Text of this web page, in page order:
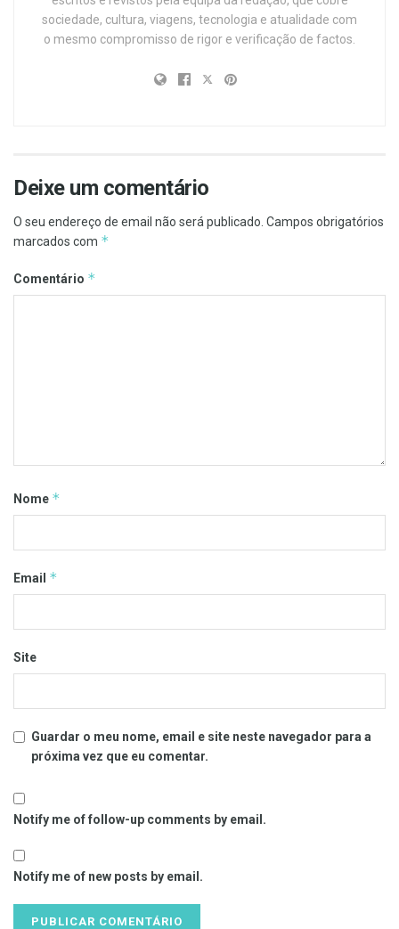
sociedade, cultura, viagens, tecnologia e atualidade com
o mesmo compromisso de rigor e verificação de factos.
Deixe um comentário
O seu endereço de email não será publicado. Campos obrigatórios
marcados com *
Comentário *
Nome *
Email *
Site
Guardar o meu nome, email e site neste navegador para a
próxima vez que eu comentar.
Notify me of follow-up comments by email.
Notify me of new posts by email.